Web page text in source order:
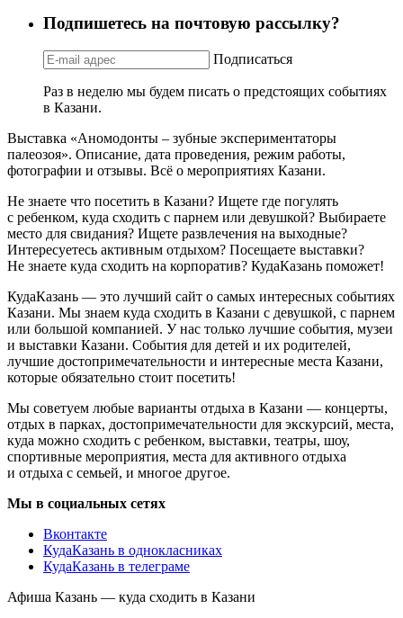
Подпишетесь на почтовую рассылку?
Подписаться
Раз в неделю мы будем писать о предстоящих событиях
в Казани.
Выставка «Аномодонты – зубные экспериментаторы
палеозоя». Описание, дата проведения, режим работы,
фотографии и отзывы. Всё о мероприятиях Казани.
Не знаете что посетить в Казани? Ищете где погулять
с ребенком, куда сходить с парнем или девушкой? Выбираете
место для свидания? Ищете развлечения на выходные?
Интересуетесь активным отдыхом? Посещаете выставки?
Не знаете куда сходить на корпоратив? КудаКазань поможет!
КудаКазань — это лучший сайт о самых интересных событиях
Казани. Мы знаем куда сходить в Казани с девушкой, с парнем
или большой компанией. У нас только лучшие события, музеи
и выставки Казани. События для детей и их родителей,
лучшие достопримечательности и интересные места Казани,
которые обязательно стоит посетить!
Мы советуем любые варианты отдыха в Казани — концерты,
отдых в парках, достопримечательности для экскурсий, места,
куда можно сходить с ребенком, выставки, театры, шоу,
спортивные мероприятия, места для активного отдыха
и отдыха с семьей, и многое другое.
Мы в социальных сетях
Вконтакте
КудаКазань в однокласниках
КудаКазань в телеграме
Афиша Казань — куда сходить в Казани